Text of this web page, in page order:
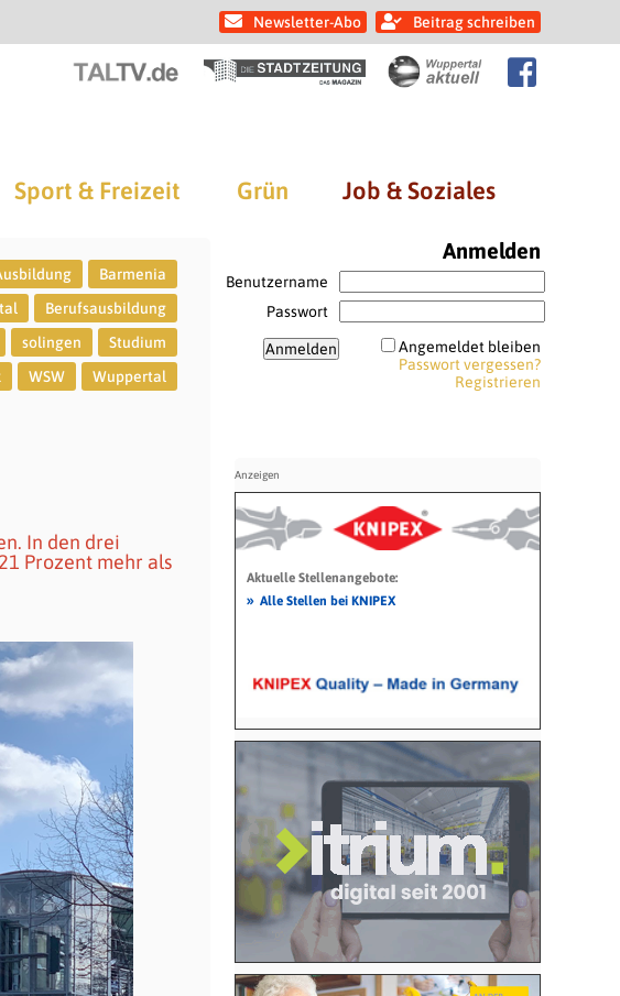
Newsletter-Abo Beitrag schreiben
Sport & Freizeit Grün Job & Soziales
Barmenia
Berufsausbildung
solingen
Studium
WSW Wuppertal
In den drei
Prozent mehr als
Anmelden
Benutzername
Passwort
Angemeldet bleiben
Passwort vergessen?
Registrieren
Aktuelle Stellenangebote:
» Alle Stellen bei KNIPEX